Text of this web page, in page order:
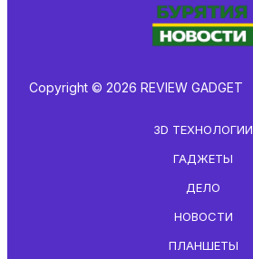
Copyright © 2026 REVIEW GADGET
3D ТЕХНОЛОГИИ
ГАДЖЕТЫ
ДЕЛО
НОВОСТИ
ПЛАНШЕТЫ